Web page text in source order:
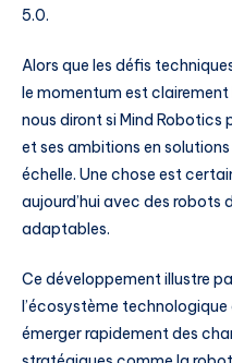
5.0.
Alors que les défis
le momentum est clairement
nous diront si Mind
et ses ambitions en
échelle. Une chose est
aujourd’hui avec des robots
adaptables.
Ce développement illustre
l’écosystème
émerger rapidement des